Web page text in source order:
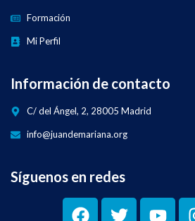
Formación
Mi Perfil
Información de contacto
C/ del Ángel, 2, 28005 Madrid
info@juandemariana.org
Síguenos en redes